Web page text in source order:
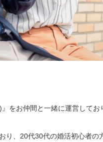
をお仲間と一緒に運営して
り、20代30代の婚活初心者の